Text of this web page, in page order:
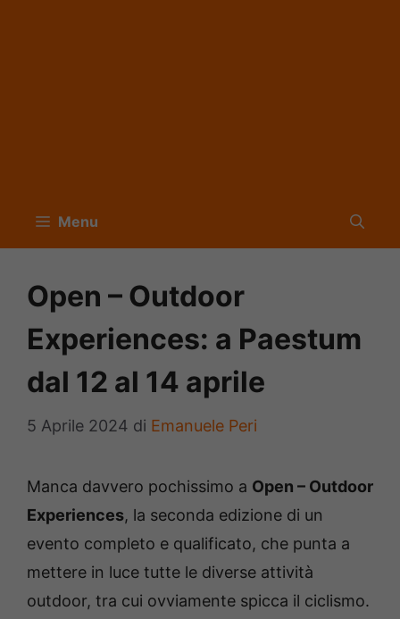
Menu
Open – Outdoor
Experiences: a Paestum
dal 12 al 14 aprile
5 Aprile 2024 di Emanuele Peri
Manca davvero pochissimo a Open – Outdoor
Experiences, la seconda edizione di un
evento completo e qualificato, che punta a
mettere in luce tutte le diverse attività
outdoor, tra cui ovviamente spicca il ciclismo.